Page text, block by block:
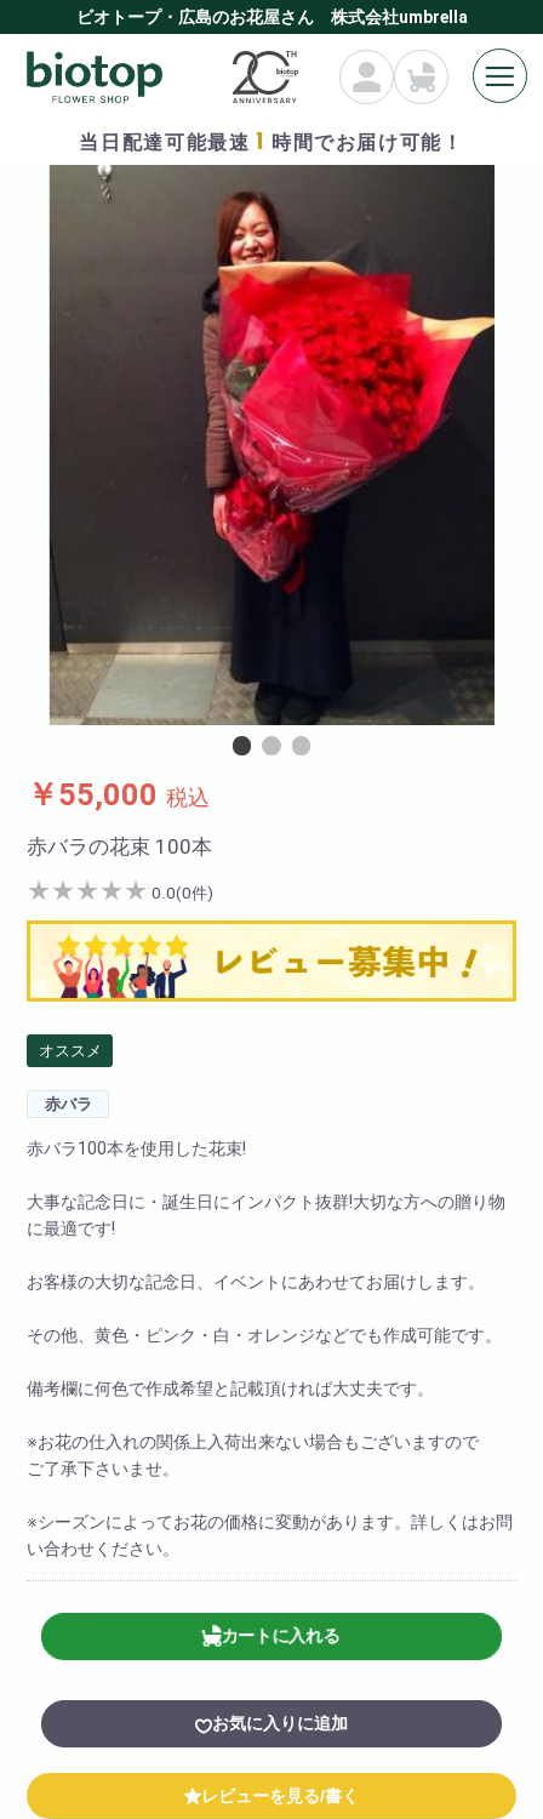
ビオトープ・広島のお花屋さん 株式会社umbrella
当日配達可能最速 1 時間でお届け可能！
￥55,000 税込
赤バラの花束 100本
★★★★★ 0.0(0件)
オススメ
赤バラ
赤バラ100本を使用した花束!
大事な記念日に・誕生日にインパクト抜群!大切な方への贈り物
に最適です!
お客様の大切な記念日、イベントにあわせてお届けします。
その他、黄色・ピンク・白・オレンジなどでも作成可能です。
備考欄に何色で作成希望と記載頂ければ大丈夫です。
※お花の仕入れの関係上入荷出来ない場合もございますので
ご了承下さいませ。
※シーズンによってお花の価格に変動があります。詳しくはお問
い合わせください。
カートに入れる
お気に入りに追加
レビューを見る/書く